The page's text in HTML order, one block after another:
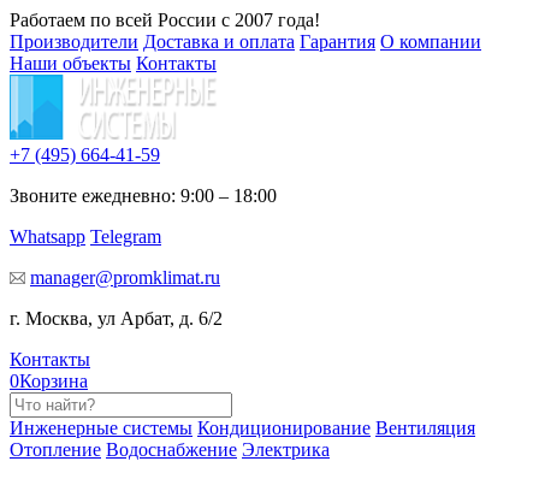
Работаем по всей России с 2007 года!
Производители Доставка и оплата Гарантия О компании
Наши объекты Контакты
+7 (495) 664-41-59
Звоните ежедневно: 9:00 – 18:00
Whatsapp Telegram
manager@promklimat.ru
г. Москва, ул Арбат, д. 6/2
Контакты
0Корзина
Инженерные системы Кондиционирование Вентиляция
Отопление Водоснабжение Электрика